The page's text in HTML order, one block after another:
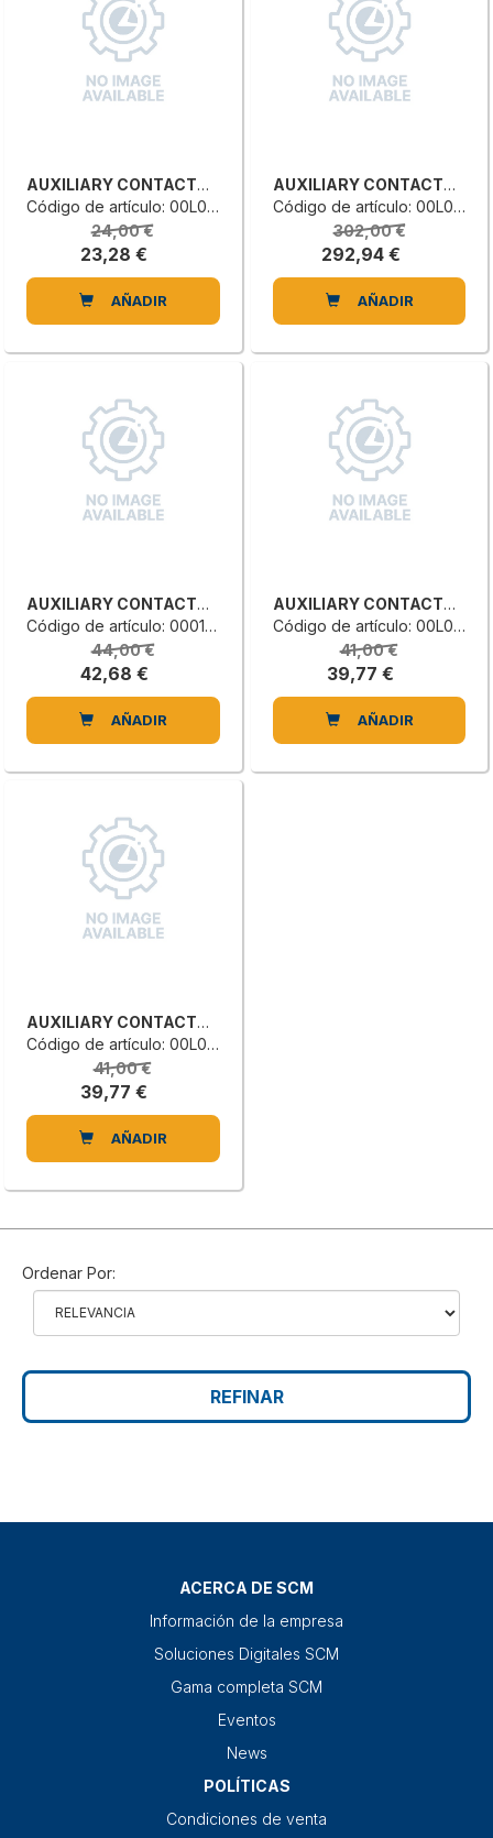
AUXILIARY CONTACTOR
Código de artículo: 00L0116060F
24,00 €
23,28 €
AÑADIR
AUXILIARY CONTACTOR
Código de artículo: 00L0177267A
302,00 €
292,94 €
AÑADIR
AUXILIARY CONTACTOR
Código de artículo: 0001357428C
44,00 €
42,68 €
AÑADIR
AUXILIARY CONTACTOR
Código de artículo: 00L0116059E
41,00 €
39,77 €
AÑADIR
AUXILIARY CONTACTOR
Código de artículo: 00L0143866A
41,00 €
39,77 €
AÑADIR
Ordenar Por:
REFINAR
ACERCA DE SCM
Información de la empresa
Soluciones Digitales SCM
Gama completa SCM
Eventos
News
POLÍTICAS
Condiciones de venta